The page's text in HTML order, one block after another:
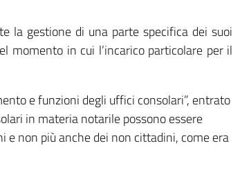
la gestione di una parte specifica dei suoi
momento in cui l’incarico particolare per il
e funzioni degli uffici consolari”, entrato
in materia notarile possono essere
non più anche dei non cittadini, come era